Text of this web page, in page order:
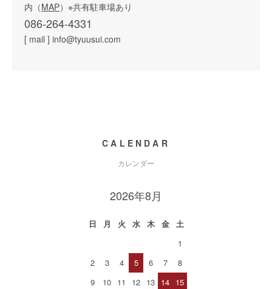
内（MAP）※共有駐車場あり
086-264-4331
[ mail ] info@tyuusui.com
CALENDAR
カレンダー
2026年8月
日 月 火 水 木 金
土
1
2
3 4 5 6 7
8
9
10 11 12 13 14 15